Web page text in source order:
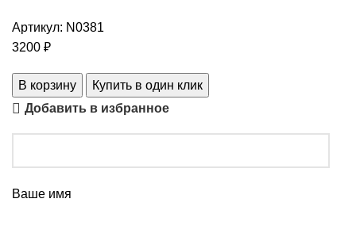
Артикул: N0381
3200 ₽
В корзину
Купить в один клик
Добавить в избранное
Ваше имя